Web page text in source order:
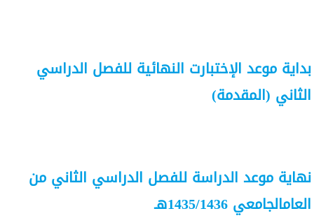
بداية موعد الإختبارت النهائية للفصل الدراسي
الثاني (المقدمة)
نهاية موعد الدراسة للفصل الدراسي الثاني من
العامالجامعي 1435/1436هـ